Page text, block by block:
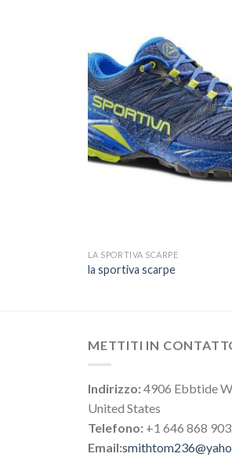
LA SPORTIVA SCARPE
la sportiva scarpe
METTITI IN
Indirizzo:4906 Ebbtide
United States
Telefono: +1 646 868
Email: